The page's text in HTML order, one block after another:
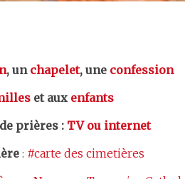
, un chapelet, une confession
et aux enfants
prières : TV ou internet
: #carte des cimetières